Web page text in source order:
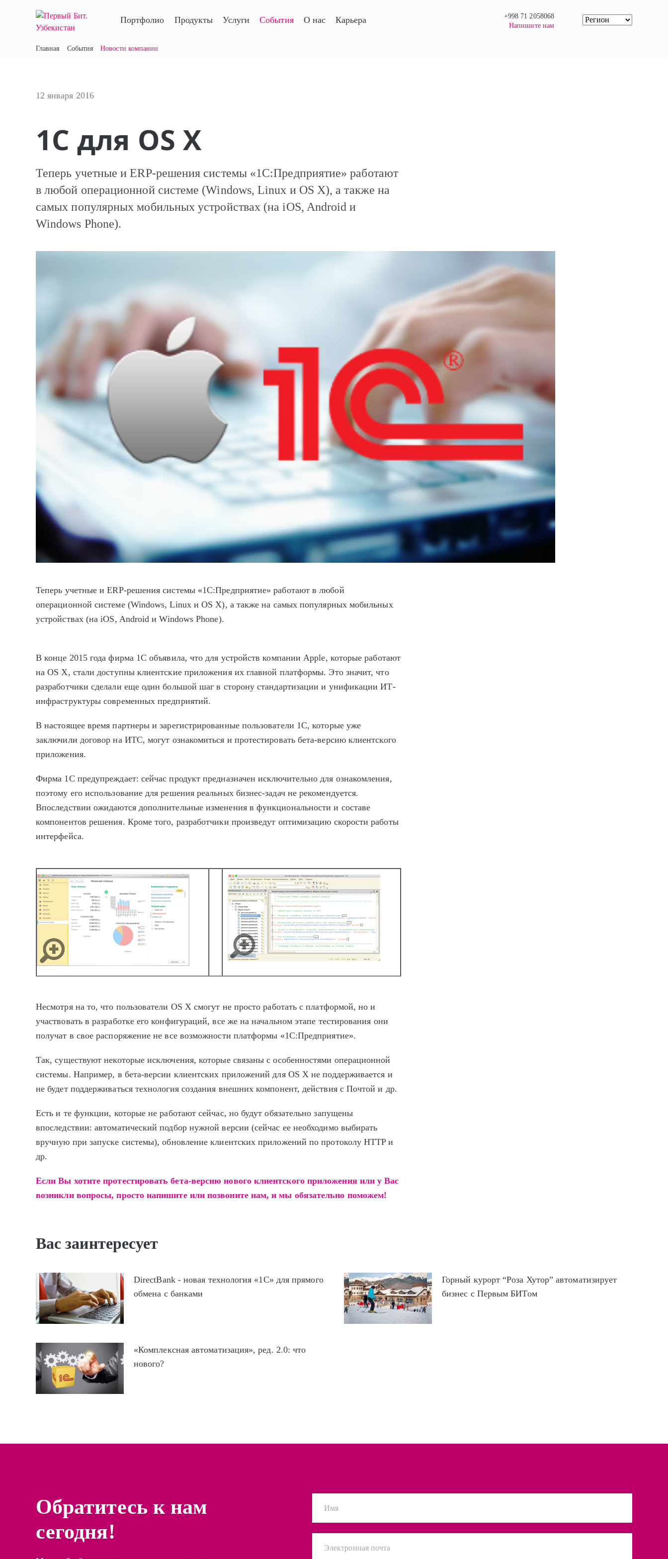
Портфолио Продукты Услуги События О нас Карьера
+998 71 2058068
Напишите нам
Главная События Новости компании
12 января 2016
1С для OS X
Теперь учетные и ERP-решения системы «1С:Предприятие» работают
в любой операционной системе (Windows, Linux и OS X), а также на
самых популярных мобильных устройствах (на iOS, Android и
Windows Phone).
Теперь учетные и ERP-решения системы «1С:Предприятие» работают в любой
операционной системе (Windows, Linux и OS X), а также на самых популярных мобильных
устройствах (на iOS, Android и Windows Phone).
В конце 2015 года фирма 1С объявила, что для устройств компании Apple, которые работают
на OS X, стали доступны клиентские приложения их главной платформы. Это значит, что
разработчики сделали еще один большой шаг в сторону стандартизации и унификации ИТ-
инфраструктуры современных предприятий.
В настоящее время партнеры и зарегистрированные пользователи 1С, которые уже
заключили договор на ИТС, могут ознакомиться и протестировать бета-версию клиентского
приложения.
Фирма 1С предупреждает: сейчас продукт предназначен исключительно для ознакомления,
поэтому его использование для решения реальных бизнес-задач не рекомендуется.
Впоследствии ожидаются дополнительные изменения в функциональности и составе
компонентов решения. Кроме того, разработчики произведут оптимизацию скорости работы
интерфейса.
Несмотря на то, что пользователи OS X смогут не просто работать с платформой, но и
участвовать в разработке его конфигураций, все же на начальном этапе тестирования они
получат в свое распоряжение не все возможности платформы «1С:Предприятие».
Так, существуют некоторые исключения, которые связаны с особенностями операционной
системы. Например, в бета-версии клиентских приложений для OS X не поддерживается и
не будет поддерживаться технология создания внешних компонент, действия с Почтой и др.
Есть и те функции, которые не работают сейчас, но будут обязательно запущены
впоследствии: автоматический подбор нужной версии (сейчас ее необходимо выбирать
вручную при запуске системы), обновление клиентских приложений по протоколу HTTP и
др.
Если Вы хотите протестировать бета-версию нового клиентского приложения или у Вас
возникли вопросы, просто напишите или позвоните нам, и мы обязательно поможем!
Вас заинтересует
DirectBank - новая технология «1С» для прямого
обмена с банками
Горный курорт “Роза Хутор” автоматизирует
бизнес с Первым БИТом
«Комплексная автоматизация», ред. 2.0: что
нового?
Обратитесь к нам
сегодня!
Имя
Электронная почта